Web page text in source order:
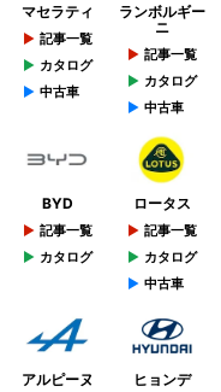
マセラティ
記事一覧
カタログ
中古車
ランボルギー
ニ
記事一覧
カタログ
中古車
BYD
記事一覧
カタログ
ロータス
記事一覧
カタログ
中古車
アルピーヌ ヒョンデ